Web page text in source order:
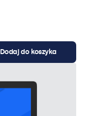
Dodaj do koszyka